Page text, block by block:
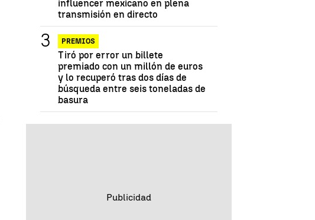
influencer mexicano en plena
transmisión en directo
PREMIOS
Tiró por error un billete
premiado con un millón de euros
y lo recuperó tras dos días de
búsqueda entre seis toneladas de
basura